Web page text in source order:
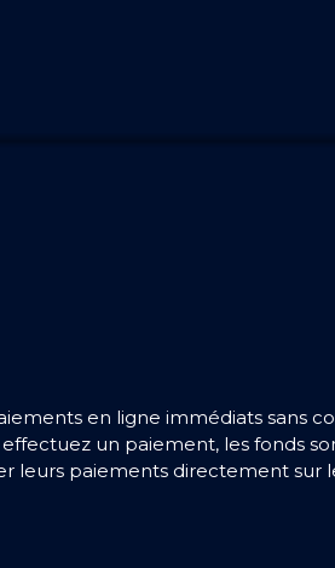
en ligne immédiats sans
un paiement, les fonds
leurs paiements directement sur